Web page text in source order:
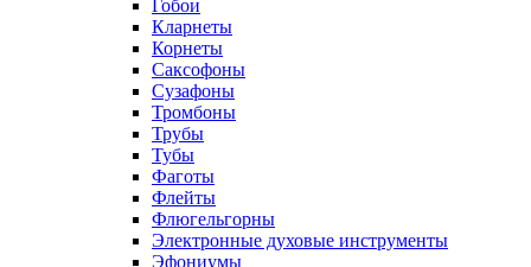
Гобои
Кларнеты
Корнеты
Саксофоны
Сузафоны
Тромбоны
Трубы
Тубы
Фаготы
Флейты
Флюгельгорны
Электронные духовые инструменты
Эфониумы